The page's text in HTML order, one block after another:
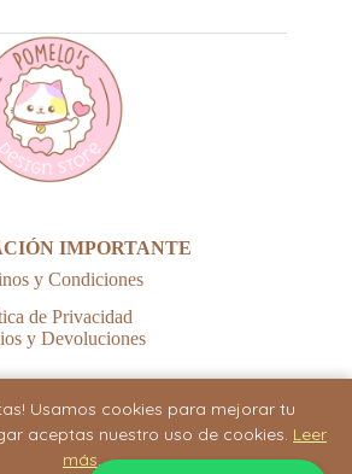
IMPORTANTE
y Condiciones
de Privacidad
y Devoluciones
Usamos cookies para mejorar tu
aceptas nuestro uso de cookies. Leer
más.